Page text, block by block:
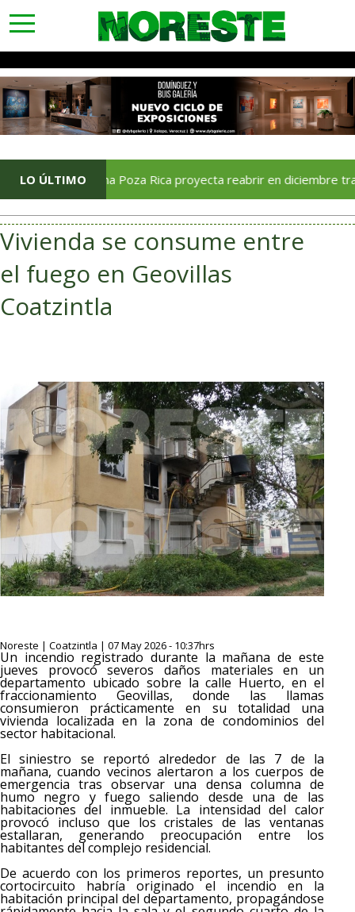
toggle
navigation
LO ÚLTIMO
Soriana Poza Rica proyecta reabrir en diciembre tras
Vivienda se consume entre
el fuego en Geovillas
Coatzintla
Noreste | Coatzintla | 07 May 2026 - 10:37hrs
Un incendio registrado durante la mañana de este
jueves provocó severos daños materiales en un
departamento ubicado sobre la calle Huerto, en el
fraccionamiento Geovillas, donde las llamas
consumieron prácticamente en su totalidad una
vivienda localizada en la zona de condominios del
sector habitacional.
El siniestro se reportó alrededor de las 7 de la
mañana, cuando vecinos alertaron a los cuerpos de
emergencia tras observar una densa columna de
humo negro y fuego saliendo desde una de las
habitaciones del inmueble. La intensidad del calor
provocó incluso que los cristales de las ventanas
estallaran, generando preocupación entre los
habitantes del complejo residencial.
De acuerdo con los primeros reportes, un presunto
cortocircuito habría originado el incendio en la
habitación principal del departamento, propagándose